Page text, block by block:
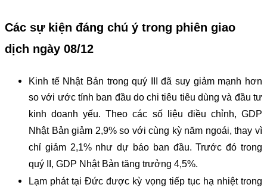
Các sự kiện đáng chú ý trong phiên giao
dịch ngày 08/12
Kinh tế Nhật Bản trong quý III đã suy giảm mạnh hơn
so với ước tính ban đầu do chi tiêu tiêu dùng và đầu tư
kinh doanh yếu. Theo các số liệu điều chỉnh, GDP
Nhật Bản giảm 2,9% so với cùng kỳ năm ngoái, thay vì
chỉ giảm 2,1% như dự báo ban đầu. Trước đó trong
quý II, GDP Nhật Bản tăng trưởng 4,5%.
Lạm phát tại Đức được kỳ vọng tiếp tục hạ nhiệt trong